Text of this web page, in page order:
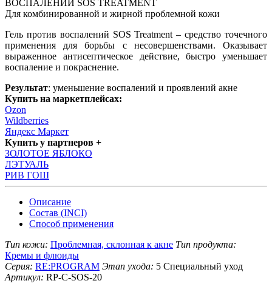
ВОСПАЛЕНИЙ SOS TREATMENT
Для комбинированной и жирной проблемной кожи
Гель против воспалений SOS Treatment – средство точечного
применения для борьбы с несовершенствами. Оказывает
выраженное антисептическое действие, быстро уменьшает
воспаление и покраснение.
Результат: уменьшение воспалений и проявлений акне
Купить на маркетплейсах:
Ozon
Wildberries
Яндекс Маркет
Купить у партнеров +
ЗОЛОТОЕ ЯБЛОКО
ЛЭТУАЛЬ
РИВ ГОШ
Описание
Состав (INCI)
Способ применения
Тип кожи: Проблемная, склонная к акне Тип продукта:
Кремы и флюиды
Серия: RE:PROGRAM Этап ухода: 5 Специальный уход
Артикул: RP-C-SOS-20